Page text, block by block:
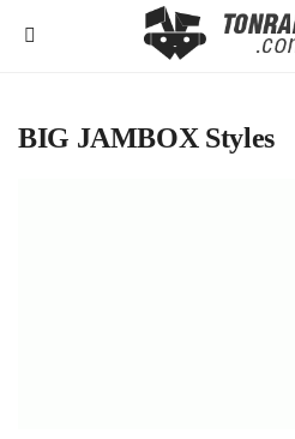
BIG JAMBOX Styles